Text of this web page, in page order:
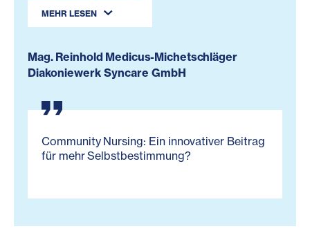
MEHR LESEN
Mag. Reinhold Medicus-Michetschläger
Diakoniewerk Syncare GmbH
Community Nursing: Ein innovativer Beitrag
für mehr Selbstbestimmung?